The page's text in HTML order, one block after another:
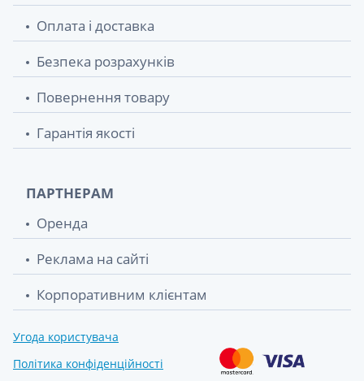
Оплата і доставка
Безпека розрахунків
Повернення товару
Гарантія якості
ПАРТНЕРАМ
Оренда
Реклама на сайті
Корпоративним клієнтам
Угода користувача
Політика конфіденційності